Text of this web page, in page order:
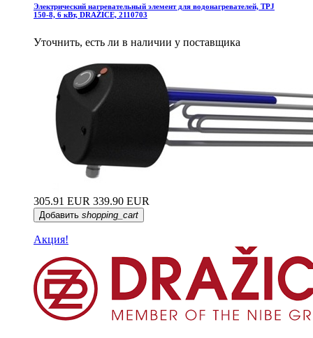
Электрический нагревательный элемент для водонагревателей, TPJ
150-8, 6 кВт, DRAŽICE, 2110703
Уточнить, есть ли в наличии у поставщика
305.91 EUR 339.90 EUR
Добавить shopping_cart
Акция!